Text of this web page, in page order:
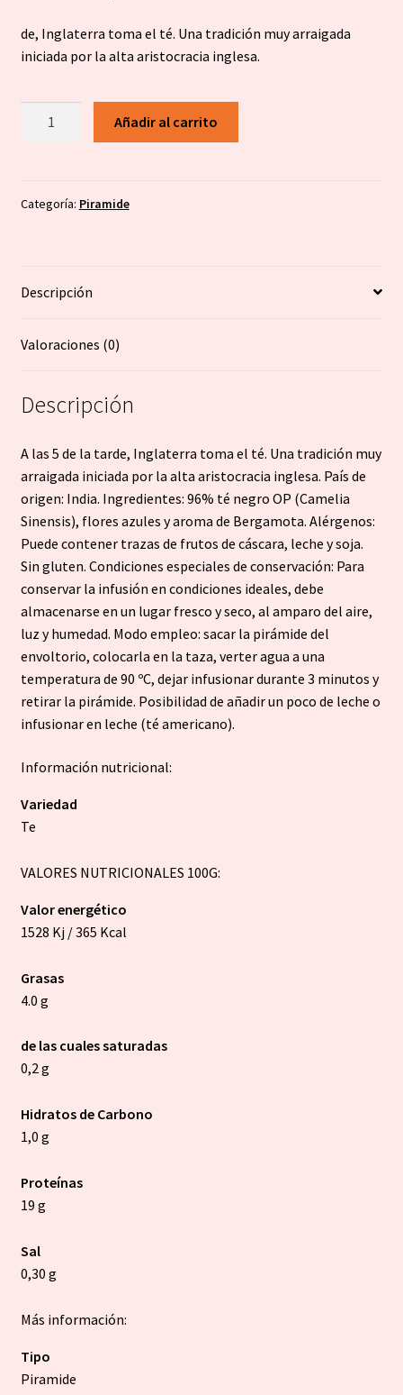
de, Inglaterra toma el té. Una tradición muy arraigada
iniciada por la alta aristocracia inglesa.
-
Añadir al carrito
Categoría: Piramide
Descripción
Valoraciones (0)
Descripción
A las 5 de la tarde, Inglaterra toma el té. Una tradición muy
arraigada iniciada por la alta aristocracia inglesa. País de
origen: India. Ingredientes: 96% té negro OP (Camelia
Sinensis), flores azules y aroma de Bergamota. Alérgenos:
Puede contener trazas de frutos de cáscara, leche y soja.
Sin gluten. Condiciones especiales de conservación: Para
conservar la infusión en condiciones ideales, debe
almacenarse en un lugar fresco y seco, al amparo del aire,
luz y humedad. Modo empleo: sacar la pirámide del
envoltorio, colocarla en la taza, verter agua a una
temperatura de 90 ºC, dejar infusionar durante 3 minutos y
retirar la pirámide. Posibilidad de añadir un poco de leche o
infusionar en leche (té americano).
Información nutricional:
Variedad
Te
VALORES NUTRICIONALES 100G:
Valor energético
1528 Kj / 365 Kcal
Grasas
4.0 g
de las cuales saturadas
0,2 g
Hidratos de Carbono
1,0 g
Proteínas
19 g
Sal
0,30 g
Más información:
Tipo
Piramide